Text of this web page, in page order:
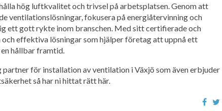
hög luftkvalitet och trivsel på arbetsplatsen. Genom att
ventilationslösningar, fokusera på energiåtervinning och
ett gott rykte inom branschen. Med sitt certifierade och
effektiva lösningar som hjälper företag att uppnå ett
hållbar framtid.
för installation av ventilation i Växjö som även erbjuder
så har ni hittat rätt här.